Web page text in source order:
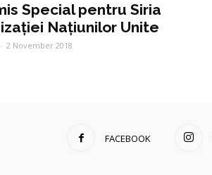
Special pentru Siria
Națiunilor Unite
- 2 November 2018
FACEBOOK